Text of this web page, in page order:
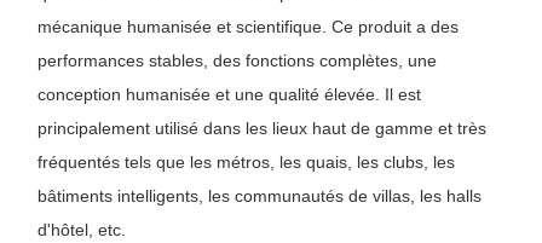
mécanique humanisée et scientifique. Ce produit a des
performances stables, des fonctions complètes, une
conception humanisée et une qualité élevée. Il est
principalement utilisé dans les lieux haut de gamme et très
fréquentés tels que les métros, les quais, les clubs, les
bâtiments intelligents, les communautés de villas, les halls
d'hôtel, etc.